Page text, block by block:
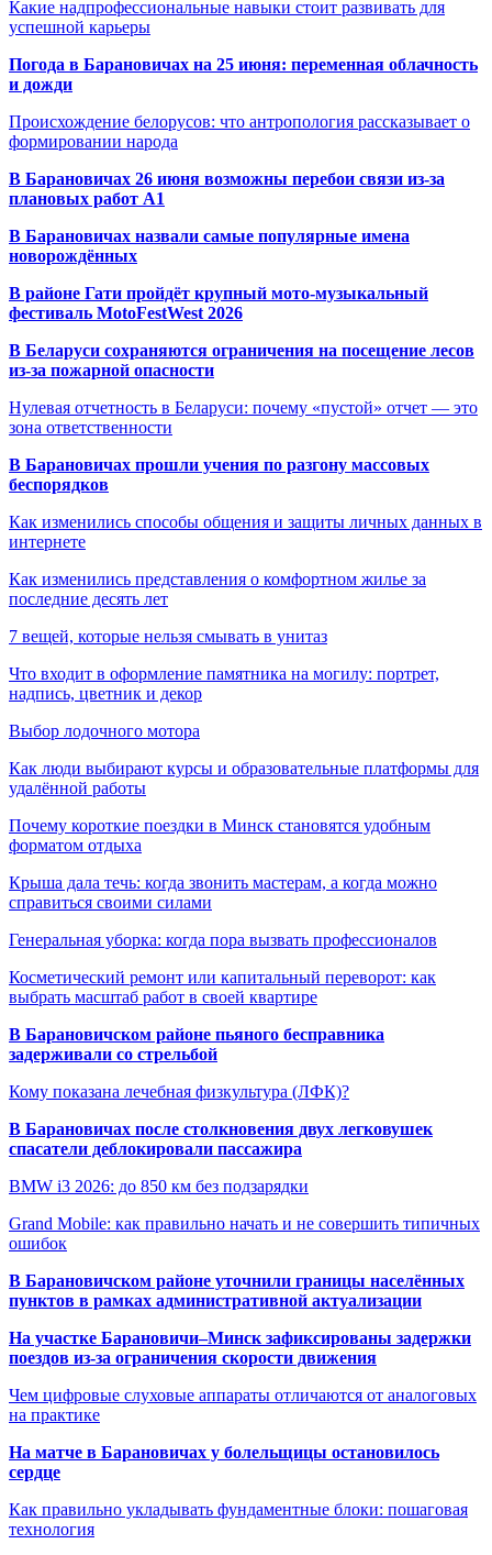
Какие надпрофессиональные навыки стоит развивать для
успешной карьеры
Погода в Барановичах на 25 июня: переменная облачность
и дожди
Происхождение белорусов: что антропология рассказывает о
формировании народа
В Барановичах 26 июня возможны перебои связи из-за
плановых работ A1
В Барановичах назвали самые популярные имена
новорождённых
В районе Гати пройдёт крупный мото-музыкальный
фестиваль MotoFestWest 2026
В Беларуси сохраняются ограничения на посещение лесов
из-за пожарной опасности
Нулевая отчетность в Беларуси: почему «пустой» отчет — это
зона ответственности
В Барановичах прошли учения по разгону массовых
беспорядков
Как изменились способы общения и защиты личных данных в
интернете
Как изменились представления о комфортном жилье за
последние десять лет
7 вещей, которые нельзя смывать в унитаз
Что входит в оформление памятника на могилу: портрет,
надпись, цветник и декор
Выбор лодочного мотора
Как люди выбирают курсы и образовательные платформы для
удалённой работы
Почему короткие поездки в Минск становятся удобным
форматом отдыха
Крыша дала течь: когда звонить мастерам, а когда можно
справиться своими силами
Генеральная уборка: когда пора вызвать профессионалов
Косметический ремонт или капитальный переворот: как
выбрать масштаб работ в своей квартире
В Барановичском районе пьяного бесправника
задерживали со стрельбой
Кому показана лечебная физкультура (ЛФК)?
В Барановичах после столкновения двух легковушек
спасатели деблокировали пассажира
BMW i3 2026: до 850 км без подзарядки
Grand Mobile: как правильно начать и не совершить типичных
ошибок
В Барановичском районе уточнили границы населённых
пунктов в рамках административной актуализации
На участке Барановичи–Минск зафиксированы задержки
поездов из-за ограничения скорости движения
Чем цифровые слуховые аппараты отличаются от аналоговых
на практике
На матче в Барановичах у болельщицы остановилось
сердце
Как правильно укладывать фундаментные блоки: пошаговая
технология